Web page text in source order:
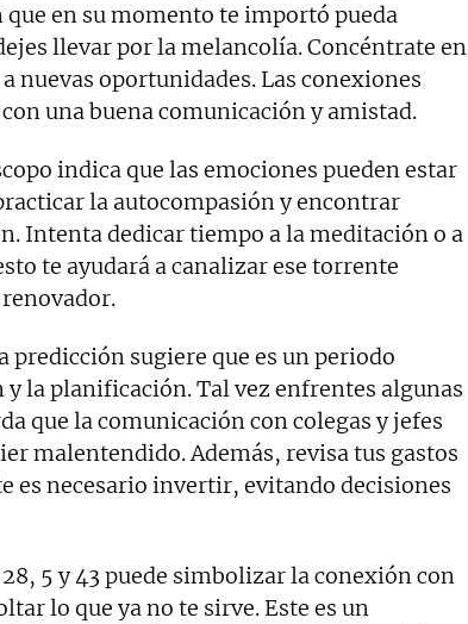
en su momento te importó pueda
llevar por la melancolía. Concéntrate en
nuevas oportunidades. Las conexiones
una buena comunicación y amistad.
indica que las emociones pueden estar
la autocompasión y encontrar
Intenta dedicar tiempo a la meditación o a
te ayudará a canalizar ese torrente
predicción sugiere que es un periodo
la planificación. Tal vez enfrentes algunas
que la comunicación con colegas y jefes
malentendido. Además, revisa tus gastos
es necesario invertir, evitando decisiones
5 y 43 puede simbolizar la conexión con
lo que ya no te sirve. Este es un